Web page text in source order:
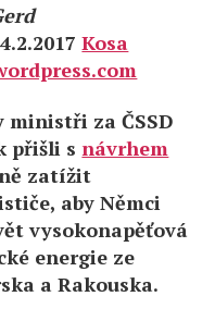
Kosa
za ČSSD
přišli snávrhem
zatížit
aby Němci
vysokonapěťová
energie ze
a Rakouska.